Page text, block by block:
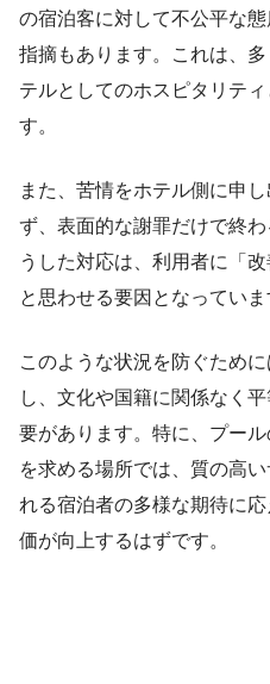
の宿泊客に対して不公平な
指摘もあります。これは、
テルとしてのホスピタリテ
す。
また、苦情をホテル側に申
ず、表面的な謝罪だけで終
うした対応は、利用者に「
と思わせる要因となっていま
このような状況を防ぐため
し、文化や国籍に関係なく
要があります。特に、プー
を求める場所では、質の高
れる宿泊者の多様な期待に
価が向上するはずです。